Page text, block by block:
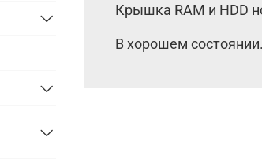
Крышка RAM и HDD
В хорошем